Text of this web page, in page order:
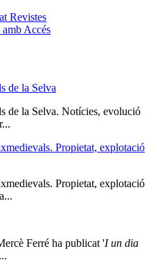
de la Selva
de la Selva. Notícies, evolució
Propietat, explotació
Propietat, explotació
Ferré ha publicat 'I un dia